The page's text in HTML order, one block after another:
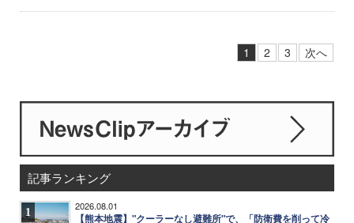
1 2 3 次へ
記事ランキング
1 2026.08.01
【熊本地震】"クーラーなし避難所"で、「防衛費を削って冷